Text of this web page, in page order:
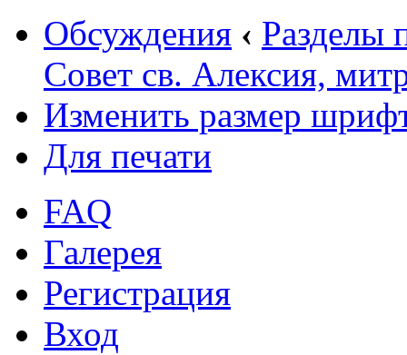
Обсуждения ‹ Разделы
Совет св. Алексия,
Изменить размер
Для печати
FAQ
Галерея
Регистрация
Вход